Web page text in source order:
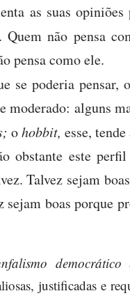
as suas
não pensa
pensa como ele.
se poderia pensar, o
moderado: alguns
ohobbit, esse,
obstante este
Talvez sejam
boas porque
democrático
justificadas e